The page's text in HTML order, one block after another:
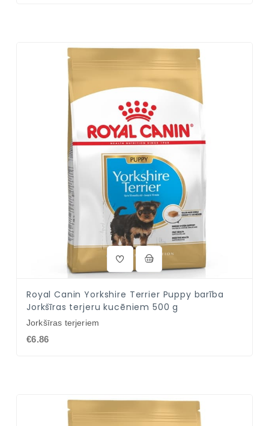
Royal Canin Yorkshire Terrier Puppy barība
Jorkšīras terjeru kucēniem 500 g
Jorkšīras terjeriem
€6.86